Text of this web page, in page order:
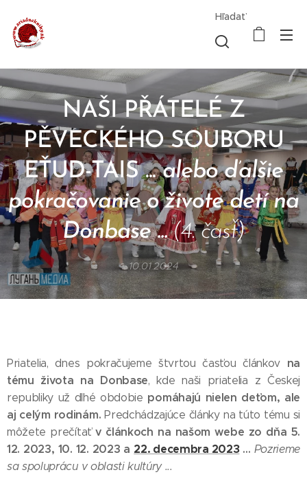
Hľadať
NAŠI PŘÁTELÉ Z
PĚVECKÉHO SOUBORU
EŤUD-TAIS ...alebo ďalšie
pokračovanie o živote detí na
Donbase ...(4. časť)
10.01.2024
Priatelia, dnes pokračujeme štvrtou časťou článkov na
tému života na Donbase, kde naši priatelia z Českej
republiky už dlhé obdobie pomáhajú nielen deťom, ale
aj celým rodinám. Predchádzajúce články na túto tému si
môžete prečítaťv článkoch na našom webe zo dňa 5.
12. 2023, 10. 12. 2023 a 22. decembra 2023... Pozrieme
sa spoluprácu v oblasti kultúry ...